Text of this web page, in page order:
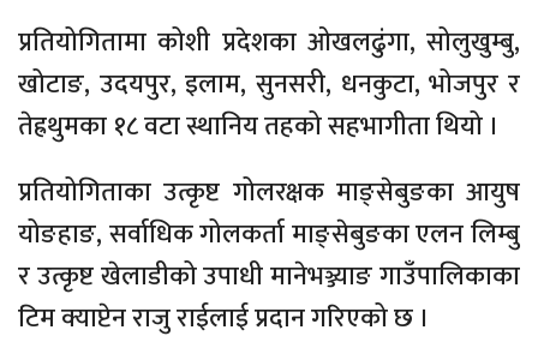
प्रतियोगितामा कोशी प्रदेशका ओखलढुंगा, सोलुखुम्बु,
खोटाङ, उदयपुर, इलाम, सुनसरी, धनकुटा, भोजपुर र
तेह्रथुमका १८ वटा स्थानिय तहको सहभागीता थियो ।
प्रतियोगिताका उत्कृष्ट गोलरक्षक माङ्सेबुङका आयुष
योङहाङ, सर्वाधिक गोलकर्ता माङ्सेबुङका एलन लिम्बु
र उत्कृष्ट खेलाडीको उपाधी मानेभञ्ज्याङ गाउँपालिकाका
टिम क्याप्टेन राजु राईलाई प्रदान गरिएको छ ।